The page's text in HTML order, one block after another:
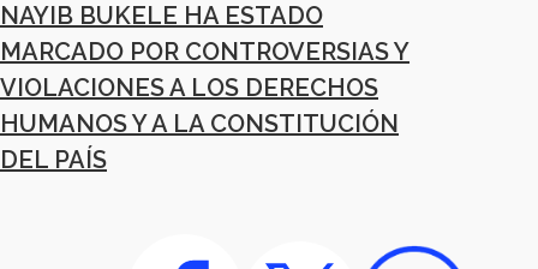
NAYIB BUKELE HA ESTADO
MARCADO POR CONTROVERSIAS Y
VIOLACIONES A LOS DERECHOS
HUMANOS Y A LA CONSTITUCIÓN
DEL PAÍS